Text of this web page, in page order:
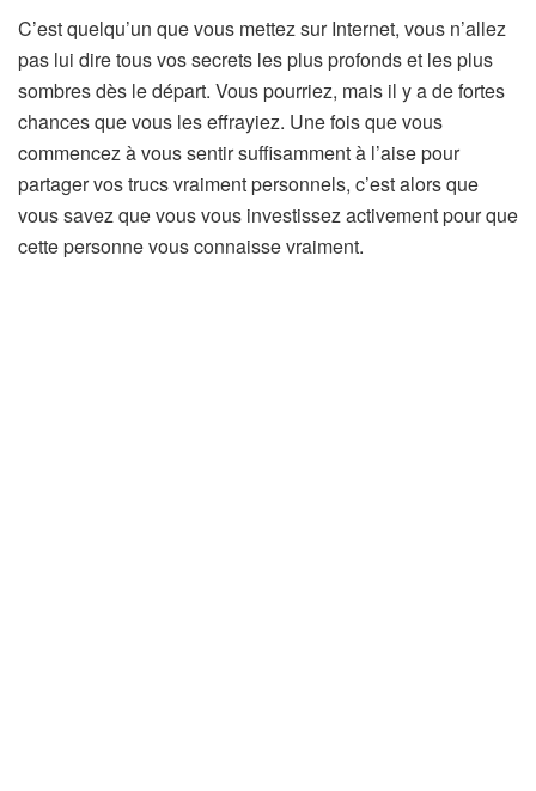
C’est quelqu’un que vous mettez sur Internet, vous n’allez
pas lui dire tous vos secrets les plus profonds et les plus
sombres dès le départ. Vous pourriez, mais il y a de fortes
chances que vous les effrayiez. Une fois que vous
commencez à vous sentir suffisamment à l’aise pour
partager vos trucs vraiment personnels, c’est alors que
vous savez que vous vous investissez activement pour que
cette personne vous connaisse vraiment.